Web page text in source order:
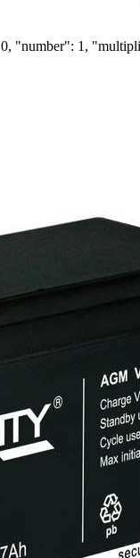
"number": 1,